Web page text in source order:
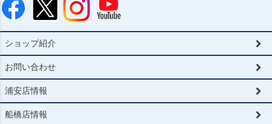
ショップ紹介
お問い合わせ
浦安店情報
船橋店情報